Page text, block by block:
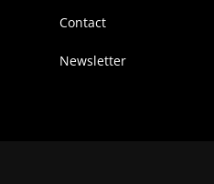
Contact
Newsletter